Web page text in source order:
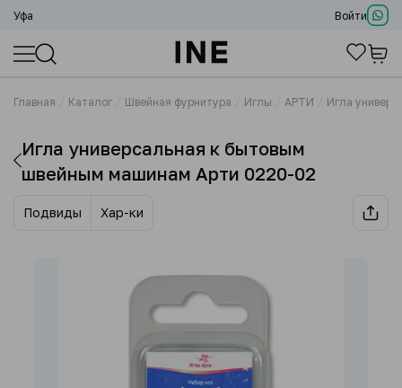
Уфа Войти
Главная Каталог Швейная фурнитура Иглы АРТИ Игла
Игла универсальная к бытовым
швейным машинам Арти 0220-02
Подвиды Хар-ки